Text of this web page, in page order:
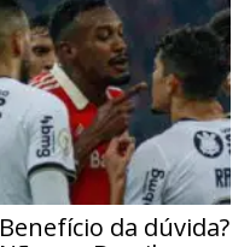
Benefício da dúvida?